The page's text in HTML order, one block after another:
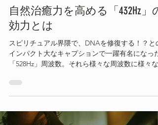
自然治癒力を高める「432Hz」の
効力とは
スピリチュアル界隈で、DNAを修復する！？との
インパクト大なキャプションで一躍有名になった
「528Hz」周波数。それら様々な周波数に様々な
が、その中でも「432Hz」が自然治癒力を高め、
も人体にとって有益なのではと認定され始めてい